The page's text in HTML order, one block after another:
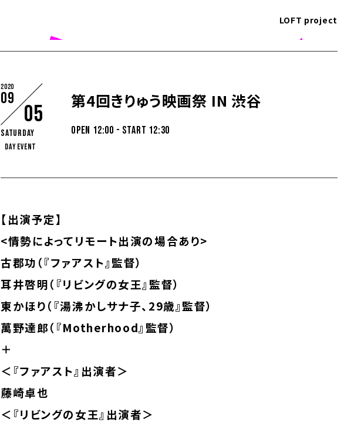
LOFT project
2020
09
05
Saturday
DAY EVENT
第4回きりゅう映画祭 IN 渋谷
OPEN 12:00 - START 12:30
【出演予定】
<情勢によってリモート出演の場合あり>
古郡功（『ファアスト』監督）
耳井啓明（『リビングの女王』監督）
東かほり（『湯沸かしサナ子、29歳』監督）
萬野達郎（『Motherhood』監督）
＋
＜『ファアスト』出演者＞
藤崎卓也
＜『リビングの女王』出演者＞